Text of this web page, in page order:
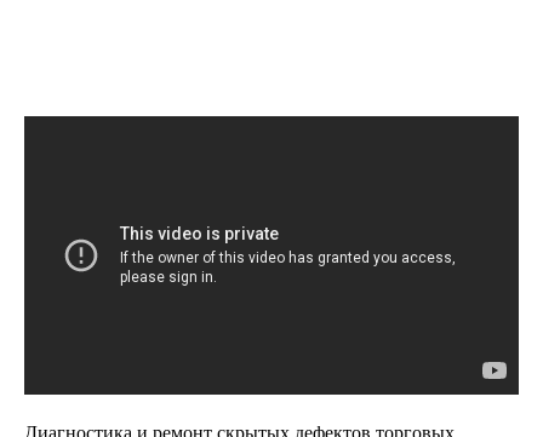
Диагностика и ремонт скрытых дефектов торговых